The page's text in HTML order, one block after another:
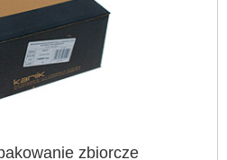
zbiorcze